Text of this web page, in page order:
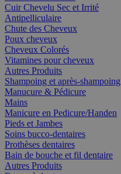
Cuir Chevelu Sec et Irrité
Antipelliculaire
Chute des Cheveux
Poux cheveux
Cheveux Colorés
Vitamines pour cheveux
Autres Produits
Shampoing et après-shampoing
Manucure & Pédicure
Mains
Manicure en Pedicure/Handen
Pieds et Jambes
Soins bucco-dentaires
Prothèses dentaires
Bain de bouche et fil dentaire
Autres Produits